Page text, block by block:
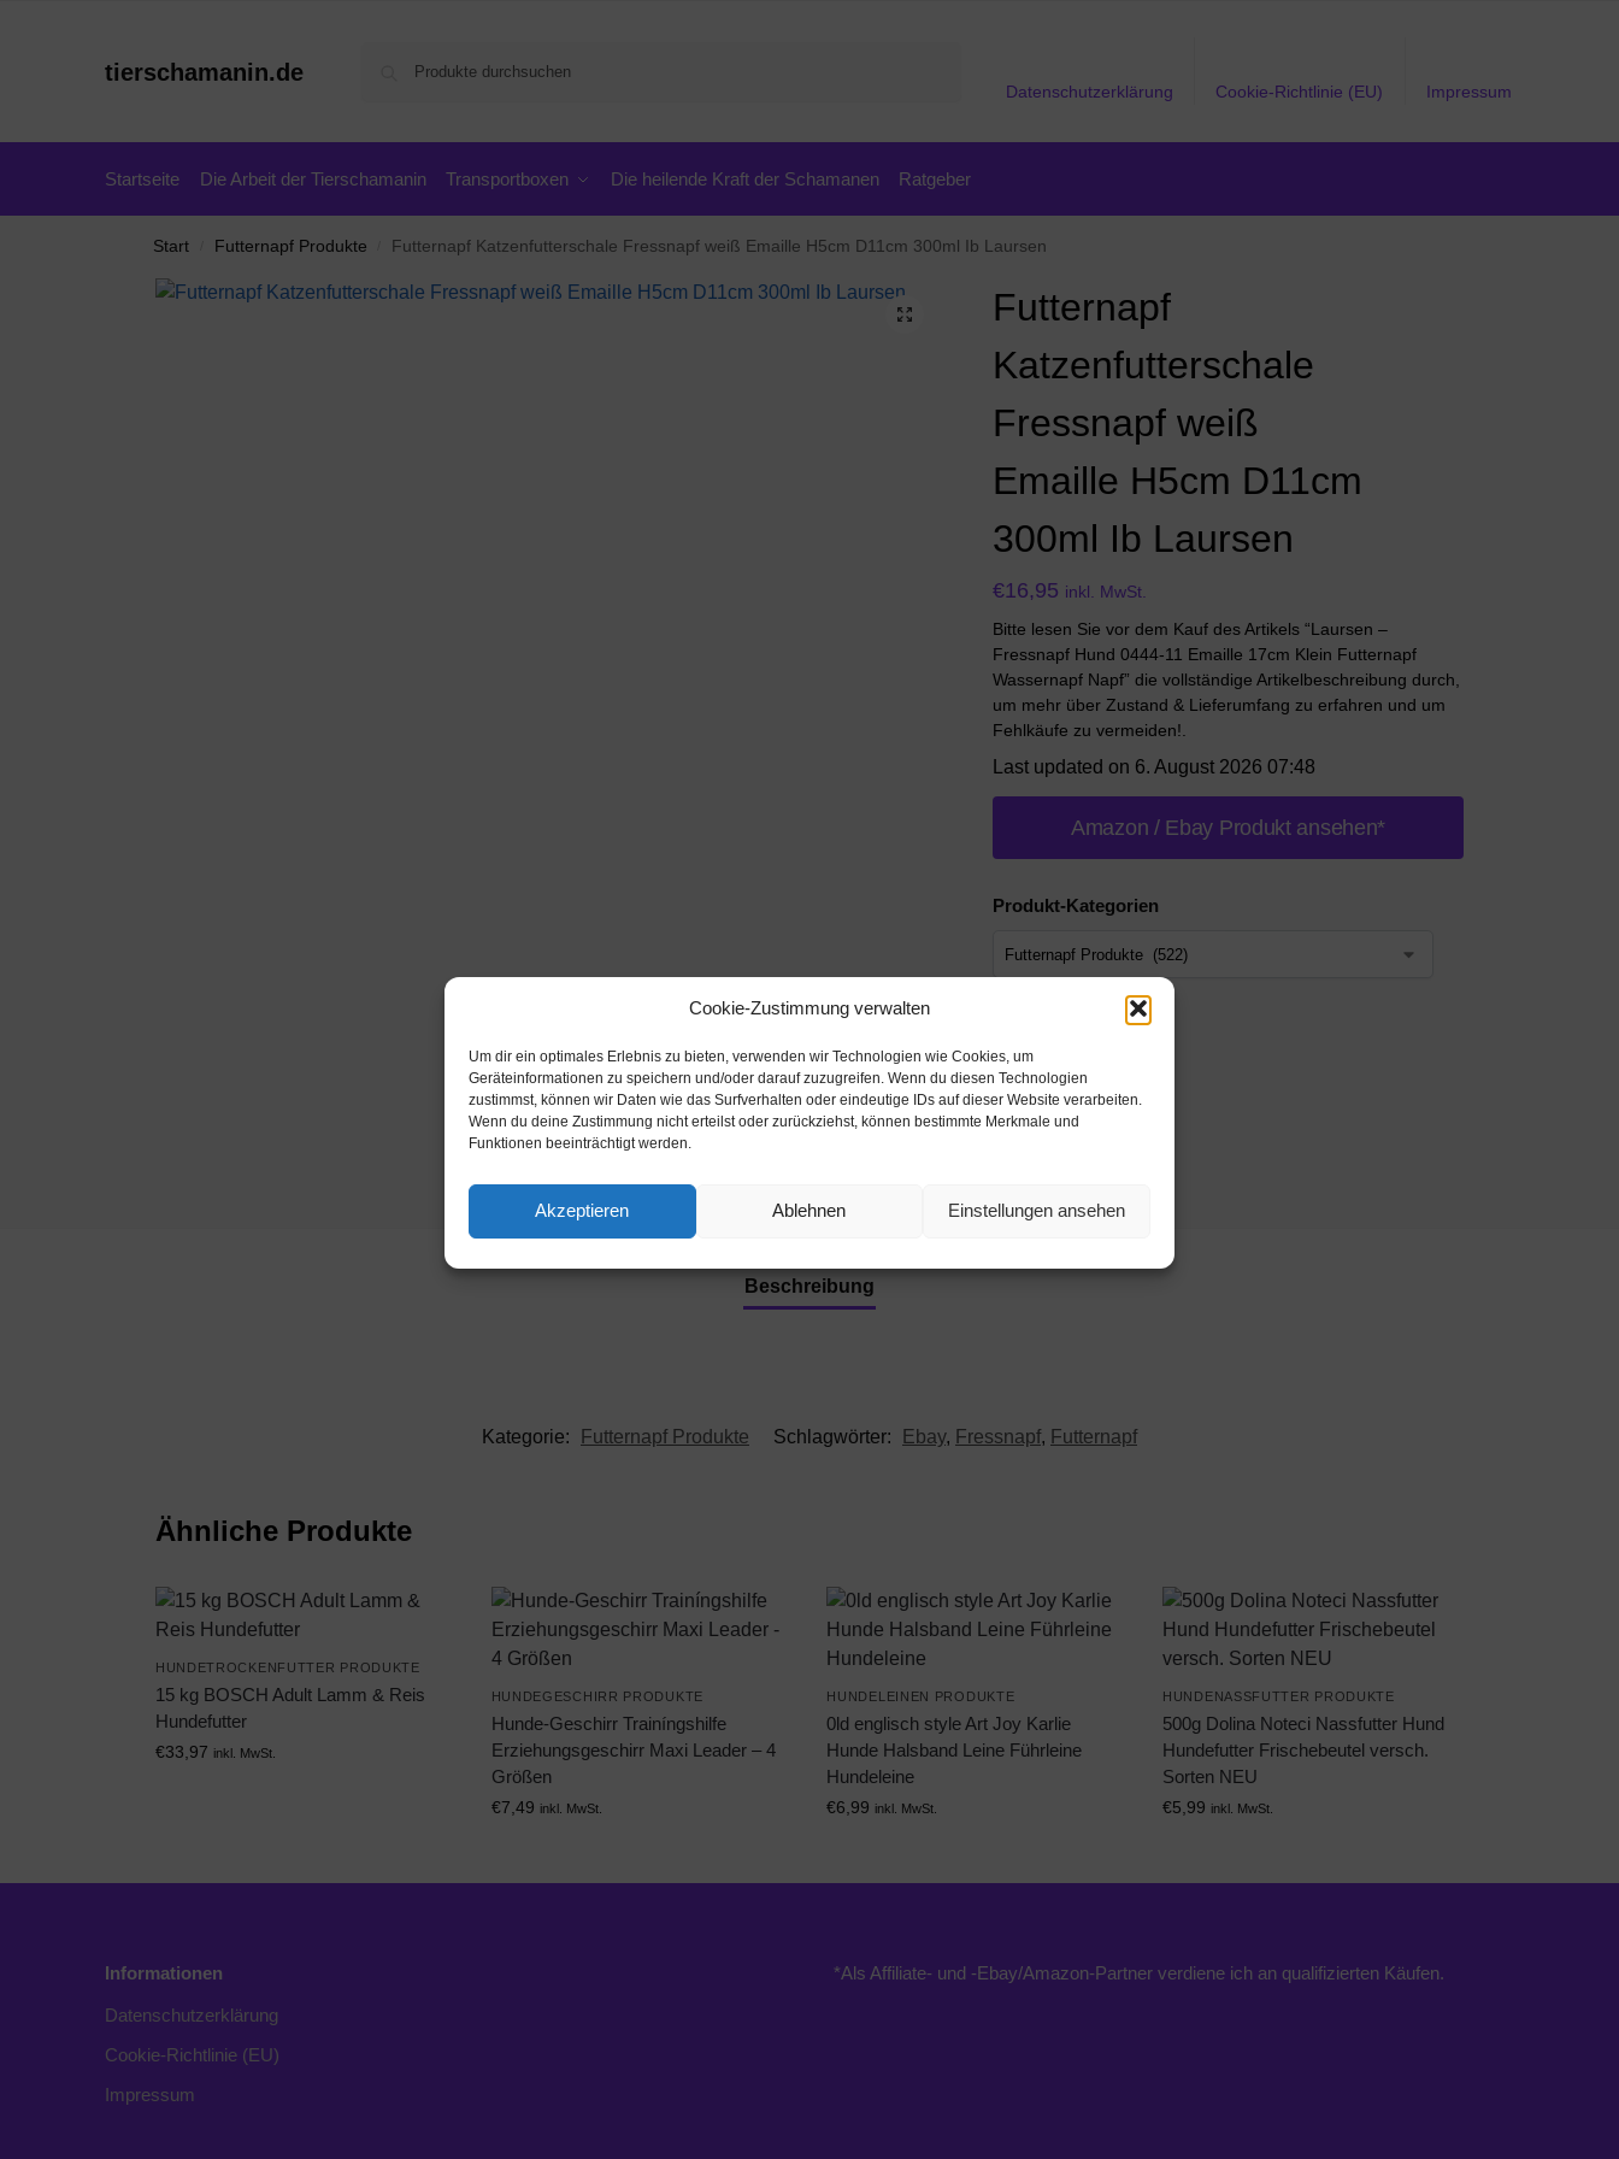
Cookie-Zustimmung verwalten
Um dir ein optimales Erlebnis zu bieten, verwenden wir Technologien wie Cookies, um
Geräteinformationen zu speichern und/oder darauf zuzugreifen. Wenn du diesen Technologien
zustimmst, können wir Daten wie das Surfverhalten oder eindeutige IDs auf dieser Website verarbeiten.
Wenn du deine Zustimmung nicht erteilst oder zurückziehst, können bestimmte Merkmale und
Funktionen beeinträchtigt werden.
Akzeptieren Ablehnen Einstellungen ansehen
tierschamanin.de
Datenschutzerklärung Cookie-Richtlinie (EU) Impressum
Startseite Die Arbeit der Tierschamanin Transportboxen Die heilende Kraft der Schamanen Ratgeber
Start Futternapf Produkte Futternapf Katzenfutterschale Fressnapf weiß Emaille H5cm D11cm 300ml Ib Laursen
Futternapf
Katzenfutterschale
Fressnapf weiß
Emaille H5cm D11cm
300ml Ib Laursen
€16,95 inkl. MwSt.
Bitte lesen Sie vor dem Kauf des Artikels “Laursen –
Fressnapf Hund 0444-11 Emaille 17cm Klein Futternapf
Wassernapf Napf” die vollständige Artikelbeschreibung durch,
um mehr über Zustand & Lieferumfang zu erfahren und um
Fehlkäufe zu vermeiden!.
Last updated on 6. August 2026 07:48
Amazon / Ebay Produkt ansehen*
Produkt-Kategorien
Werbung
Werbung
Beschreibung
Kategorie: Futternapf Produkte Schlagwörter: Ebay, Fressnapf, Futternapf
Ähnliche Produkte
HUNDETROCKENFUTTER PRODUKTE
15 kg BOSCH Adult Lamm & Reis
Hundefutter
€33,97 inkl. MwSt.
HUNDEGESCHIRR PRODUKTE
Hunde-Geschirr Trainíngshilfe
Erziehungsgeschirr Maxi Leader – 4
Größen
€7,49 inkl. MwSt.
HUNDELEINEN PRODUKTE
0ld englisch style Art Joy Karlie
Hunde Halsband Leine Führleine
Hundeleine
€6,99 inkl. MwSt.
HUNDENASSFUTTER PRODUKTE
500g Dolina Noteci Nassfutter Hund
Hundefutter Frischebeutel versch.
Sorten NEU
€5,99 inkl. MwSt.
Informationen
Datenschutzerklärung
Cookie-Richtlinie (EU)
Impressum
*Als Affiliate- und -Ebay/Amazon-Partner verdiene ich an qualifizierten Käufen.